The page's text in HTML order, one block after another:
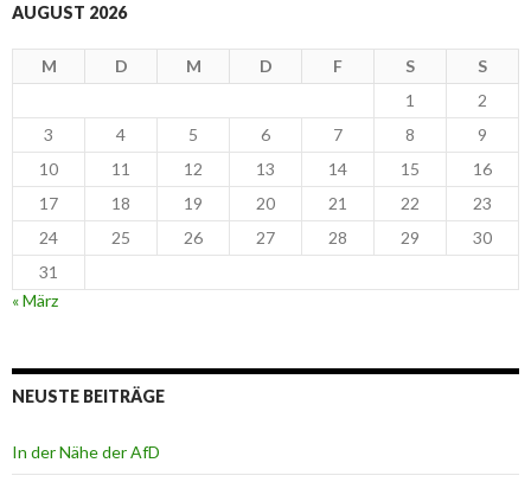
AUGUST 2026
M D M D F S
S
1
2
3
4 5 6 7 8
9
10
11 12 13 14 15
16
17
18 19 20 21 22
23
24
25 26 27 28 29
30
31
« März
NEUSTE BEITRÄGE
In der Nähe der AfD